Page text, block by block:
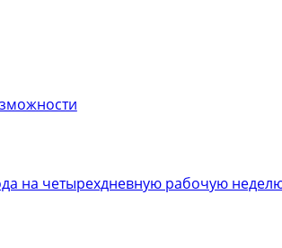
на четырехдневную рабочую